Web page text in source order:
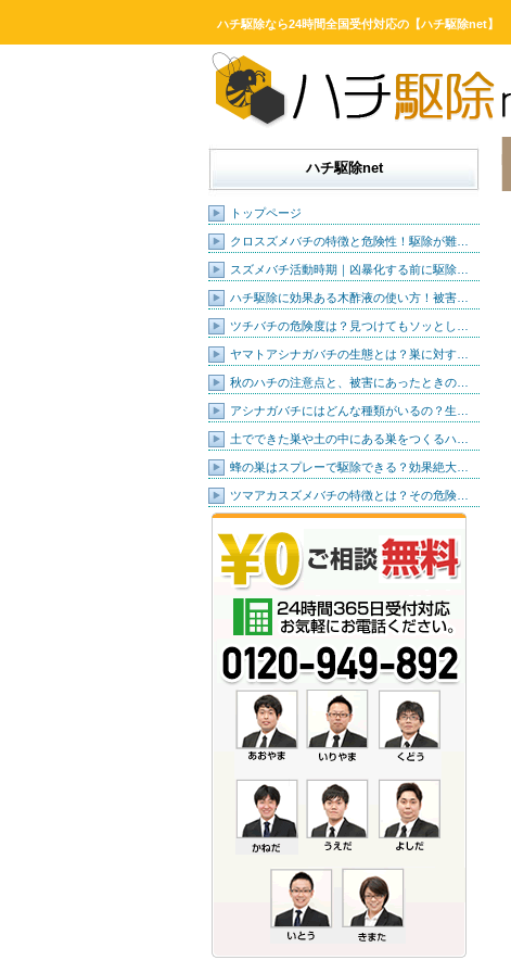
ハチ駆除なら24時間全国受付対応の【ハチ駆除net】
ハチ駆除net
トップページ
クロスズメバチの特徴と危険性！駆除が難…
スズメバチ活動時期｜凶暴化する前に駆除…
ハチ駆除に効果ある木酢液の使い方！被害…
ツチバチの危険度は？見つけてもソッとし…
ヤマトアシナガバチの生態とは？巣に対す…
秋のハチの注意点と、被害にあったときの…
アシナガバチにはどんな種類がいるの？生…
土でできた巣や土の中にある巣をつくるハ…
蜂の巣はスプレーで駆除できる？効果絶大…
ツマアカスズメバチの特徴とは？その危険…